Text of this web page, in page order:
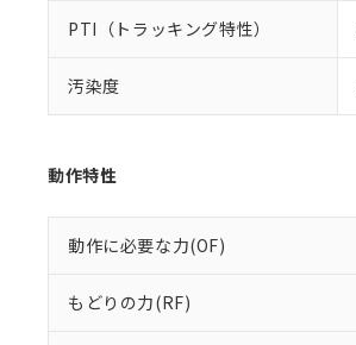
PTI（トラッキング特性）
汚染度
動作特性
動作に必要な力(OF)
もどりの力(RF)